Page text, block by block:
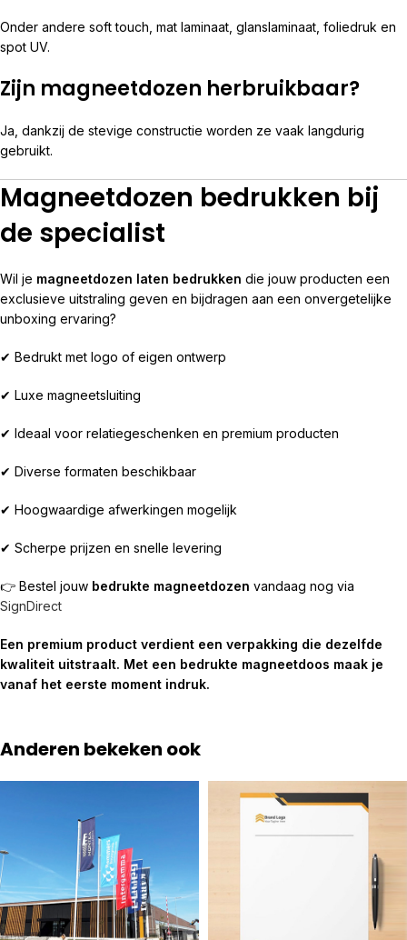
Onder andere soft touch, mat laminaat, glanslaminaat, foliedruk en
spot UV.
Zijn magneetdozen herbruikbaar?
Ja, dankzij de stevige constructie worden ze vaak langdurig
gebruikt.
Magneetdozen bedrukken bij
de specialist
Wil je magneetdozen laten bedrukken die jouw producten een
exclusieve uitstraling geven en bijdragen aan een onvergetelijke
unboxing ervaring?
✔ Bedrukt met logo of eigen ontwerp
✔ Luxe magneetsluiting
✔ Ideaal voor relatiegeschenken en premium producten
✔ Diverse formaten beschikbaar
✔ Hoogwaardige afwerkingen mogelijk
✔ Scherpe prijzen en snelle levering
👉 Bestel jouw bedrukte magneetdozen vandaag nog via
SignDirect
Een premium product verdient een verpakking die dezelfde
kwaliteit uitstraalt. Met een bedrukte magneetdoos maak je
vanaf het eerste moment indruk.
Anderen bekeken ook